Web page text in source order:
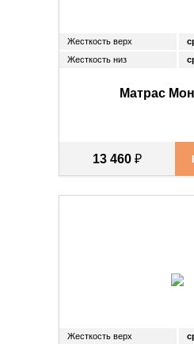
Жесткость верх
Жесткость низ
Матрас
13 460 ₽
Жесткость верх